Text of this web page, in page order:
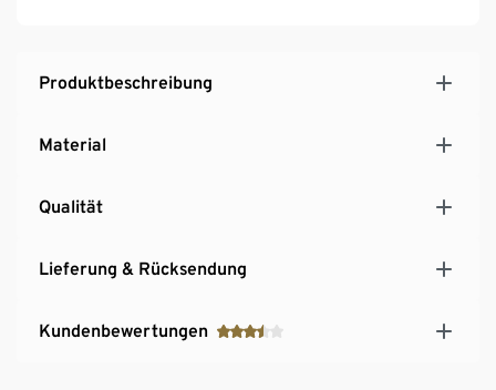
Produktbeschreibung
Material
Qualität
Lieferung & Rücksendung
Kundenbewertungen